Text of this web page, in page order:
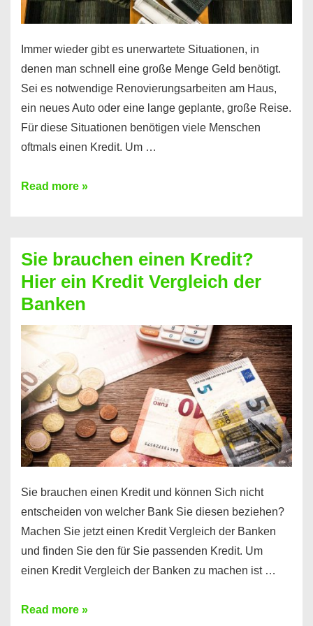
Immer wieder gibt es unerwartete Situationen, in
denen man schnell eine große Menge Geld benötigt.
Sei es notwendige Renovierungsarbeiten am Haus,
ein neues Auto oder eine lange geplante, große Reise.
Für diese Situationen benötigen viele Menschen
oftmals einen Kredit. Um …
Brauchen
Summe
Geld?
Hier
einen
10000
Euro
Kredit
finden
Read more »
Sie brauchen einen Kredit?
Hier ein Kredit Vergleich der
Banken
Sie brauchen einen Kredit und können Sich nicht
entscheiden von welcher Bank Sie diesen beziehen?
Machen Sie jetzt einen Kredit Vergleich der Banken
und finden Sie den für Sie passenden Kredit. Um
einen Kredit Vergleich der Banken zu machen ist …
Sie
Read more »